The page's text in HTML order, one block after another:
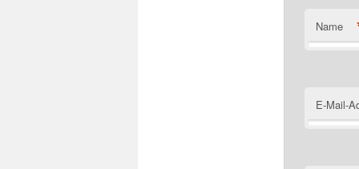
Name
E-Mail-